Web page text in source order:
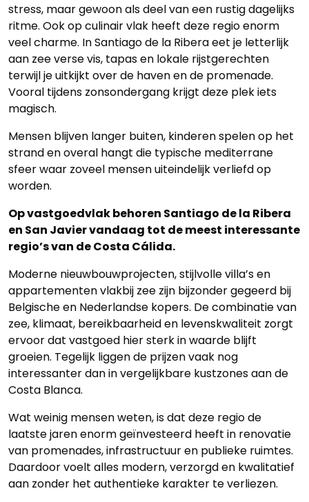
stress, maar gewoon als deel van een rustig dagelijks
ritme. Ook op culinair vlak heeft deze regio enorm
veel charme. In Santiago de la Ribera eet je letterlijk
aan zee verse vis, tapas en lokale rijstgerechten
terwijl je uitkijkt over de haven en de promenade.
Vooral tijdens zonsondergang krijgt deze plek iets
magisch.
Mensen blijven langer buiten, kinderen spelen op het
strand en overal hangt die typische mediterrane
sfeer waar zoveel mensen uiteindelijk verliefd op
worden.
Op vastgoedvlak behoren Santiago de la Ribera
en San Javier vandaag tot de meest interessante
regio’s van de Costa Cálida.
Moderne nieuwbouwprojecten, stijlvolle villa’s en
appartementen vlakbij zee zijn bijzonder gegeerd bij
Belgische en Nederlandse kopers. De combinatie van
zee, klimaat, bereikbaarheid en levenskwaliteit zorgt
ervoor dat vastgoed hier sterk in waarde blijft
groeien. Tegelijk liggen de prijzen vaak nog
interessanter dan in vergelijkbare kustzones aan de
Costa Blanca.
Wat weinig mensen weten, is dat deze regio de
laatste jaren enorm geïnvesteerd heeft in renovatie
van promenades, infrastructuur en publieke ruimtes.
Daardoor voelt alles modern, verzorgd en kwalitatief
aan zonder het authentieke karakter te verliezen.